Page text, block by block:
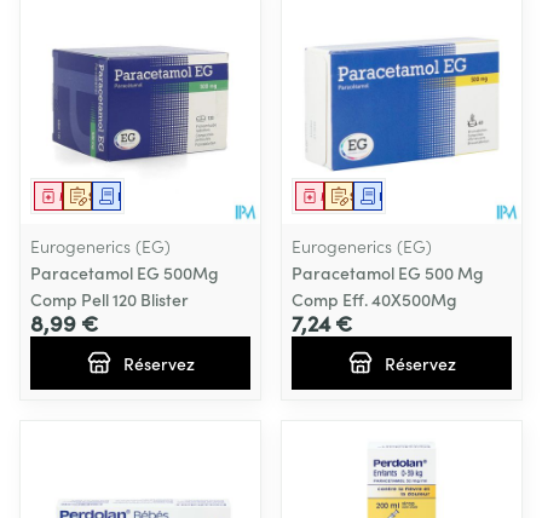
Sur prescription
MédicamentDemande écrite
Eurogenerics (EG)
Paracetamol EG 500Mg
Comp Pell 120 Blister
8,99 €
Réservez
Sur prescription
MédicamentDemande écrite
Eurogenerics (EG)
Paracetamol EG 500 Mg
Comp Eff. 40X500Mg
7,24 €
Réservez